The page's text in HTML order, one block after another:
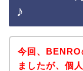
♪
今回、BENRO
ましたが、個